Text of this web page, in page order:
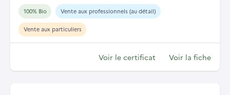
100% Bio Vente aux professionnels (au détail)
Vente aux particuliers
Voir le certificat Voir la fiche